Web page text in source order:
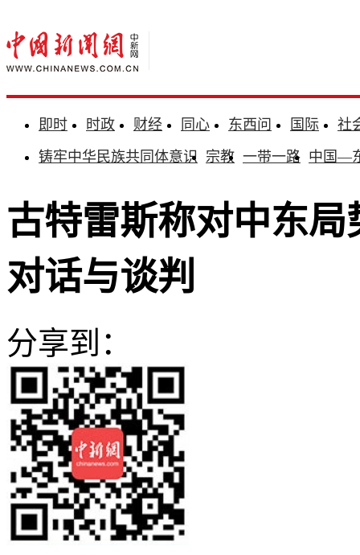
即时 时政 财经 同心 东西问 国际
社
铸牢中华民族共同体意识 宗教 一带一路 中国—
古特雷斯称对中东
对话与谈判
分享到：